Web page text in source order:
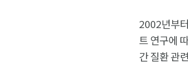
2002년부
트 연구에
간 질환 관